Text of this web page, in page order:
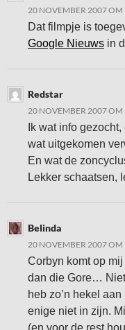
20 NOVEMBER 2007 OM
Dat filmpje is
Google Nieuws in
Redstar
20 NOVEMBER 2007 OM
Ik wat info
wat uitgekomen
En wat de
Lekker schaatsen,
Belinda
20 NOVEMBER 2007 OM
Corbyn komt op
dan die Gore…
heb zo’n hekel
enige niet in zijn.
(en voor de rest